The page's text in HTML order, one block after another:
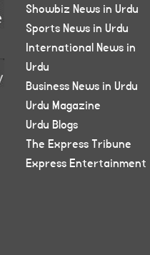
Showbiz News in Urdu
Sports News in Urdu
International News in
Urdu
Business News in Urdu
Urdu Magazine
Urdu Blogs
The Express Tribune
Express Entertainment